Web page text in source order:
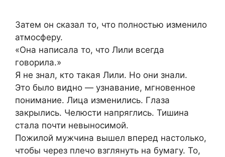
Затем он сказал то, что полностью изменило
атмосферу.
«Она написала то, что Лили всегда
говорила.»
Я не знал, кто такая Лили. Но они знали.
Это было видно — узнавание, мгновенное
понимание. Лица изменились. Глаза
закрылись. Челюсти напряглись. Тишина
стала почти невыносимой.
Пожилой мужчина вышел вперед настолько,
чтобы через плечо взглянуть на бумагу. То,